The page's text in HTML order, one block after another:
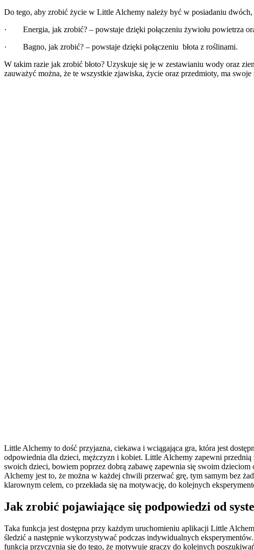
Do tego, aby zrobić życie w Little Alchemy należy być w posiadaniu
· Energia, jak zrobić? – powstaje dzięki połączeniu żywiołu powietrza
· Bagno, jak zrobić? – powstaje dzięki połączeniu błota z roślinami.
W takim razie jak zrobić błoto? Uzyskuje się je w zestawianiu wody oraz
zauważyć można, że te wszystkie zjawiska, życie oraz przedmioty, ma
Little Alchemy to dość przyjazna, ciekawa i wciągająca gra, która jest
odpowiednia dla dzieci, mężczyzn i kobiet. Little Alchemy zapewni
swoich dzieci, bowiem poprzez dobrą zabawę zapewnia się swoim
Alchemy jest to, że można w każdej chwili przerwać grę, tym samym bez
klarownym celem, co przekłada się na motywację, do kolejnych
Jak zrobić pojawiające się podpowiedzi od
Taka funkcja jest dostępna przy każdym uruchomieniu aplikacji Little
śledzić a następnie wykorzystywać podczas indywidualnych
funkcja przyczynia się do tego, że motywuje graczy do kolejnych